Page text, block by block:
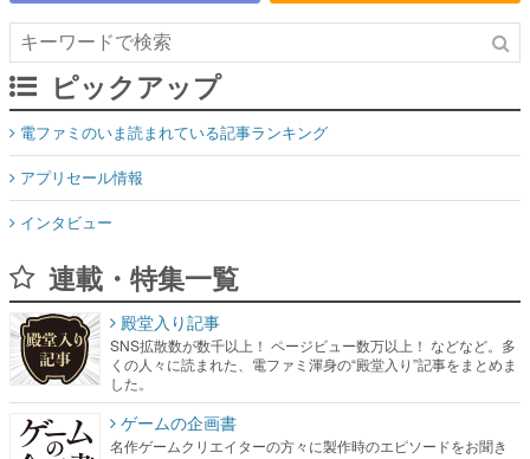
ピックアップ
電ファミのいま読まれている記事ランキング
アプリセール情報
インタビュー
連載・特集一覧
殿堂入り記事
SNS拡散数が数千以上！ ページビュー数万以上！ などなど。多
くの人々に読まれた、電ファミ渾身の“殿堂入り”記事をまとめま
した。
ゲームの企画書
名作ゲームクリエイターの方々に製作時のエピソードをお聞き